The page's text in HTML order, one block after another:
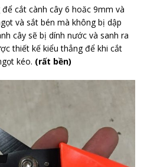
cắt cành cây 6 hoăc 9mm và
và sắt bén mà không bị dập
cây sẽ bị dính nước và sanh ra
thiết kế kiểu thẳng để khi cắt
kéo. (rất bền)